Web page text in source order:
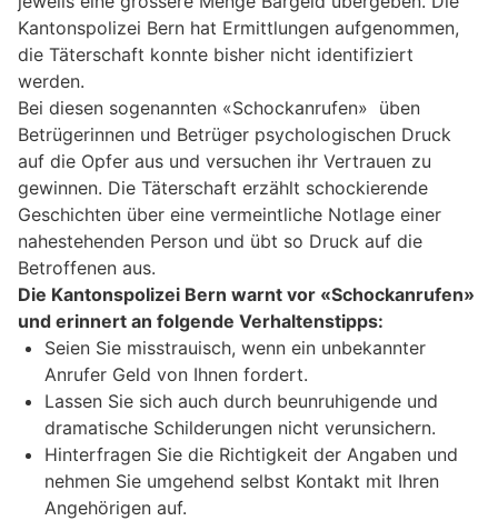
Kantonspolizei Bern hat Ermittlungen aufgenommen,
die Täterschaft konnte bisher nicht identifiziert
werden.
Bei diesen sogenannten «Schockanrufen» üben
Betrügerinnen und Betrüger psychologischen Druck
auf die Opfer aus und versuchen ihr Vertrauen zu
gewinnen. Die Täterschaft erzählt schockierende
Geschichten über eine vermeintliche Notlage einer
nahestehenden Person und übt so Druck auf die
Betroffenen aus.
Die Kantonspolizei Bern warnt vor «Schockanrufen»
und erinnert an folgende Verhaltenstipps:
Seien Sie misstrauisch, wenn ein unbekannter
Anrufer Geld von Ihnen fordert.
Lassen Sie sich auch durch beunruhigende und
dramatische Schilderungen nicht verunsichern.
Hinterfragen Sie die Richtigkeit der Angaben und
nehmen Sie umgehend selbst Kontakt mit Ihren
Angehörigen auf.